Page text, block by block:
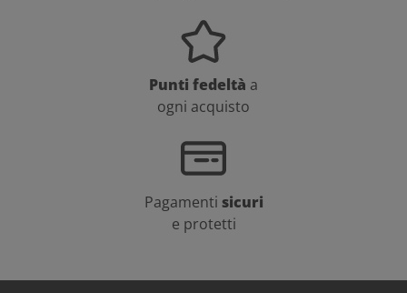
Punti fedeltà a
ogni acquisto
Pagamenti sicuri
e protetti